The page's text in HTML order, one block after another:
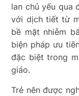
lan chủ yếu qua
với dịch tiết từ
bề mặt nhiễm
biện pháp ưu
đặc biệt trong
giáo.
Trẻ nên được